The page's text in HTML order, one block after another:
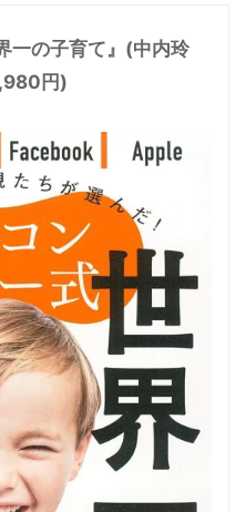
一の子育て』(中内玲
円)